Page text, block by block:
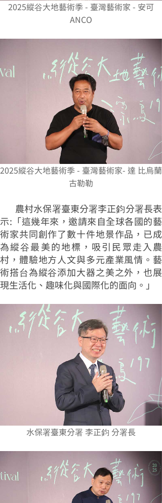
2025縱谷大地藝術季 - 臺灣藝術家 - 安可
ANCO
2025縱谷大地藝術季 - 臺灣藝術家- 達 比烏蘭
古勒勒
農村水保署臺東分署李正鈞分署長表
示:「這幾年來，邀請來自全球各國的藝
術家共同創作了數十件地景作品，已成
為縱谷最美的地標，吸引民眾走入農
村，體驗地方人文與多元產業風情。藝
術搭台為縱谷添加大器之美之外，也展
現生活化、趣味化與國際化的面向。」
水保署臺東分署 李正鈞 分署長